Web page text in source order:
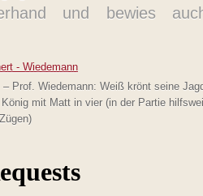
und bewies
– Prof. Wiedemann: Weiß krönt seine
mit Matt in vier (in der Partie